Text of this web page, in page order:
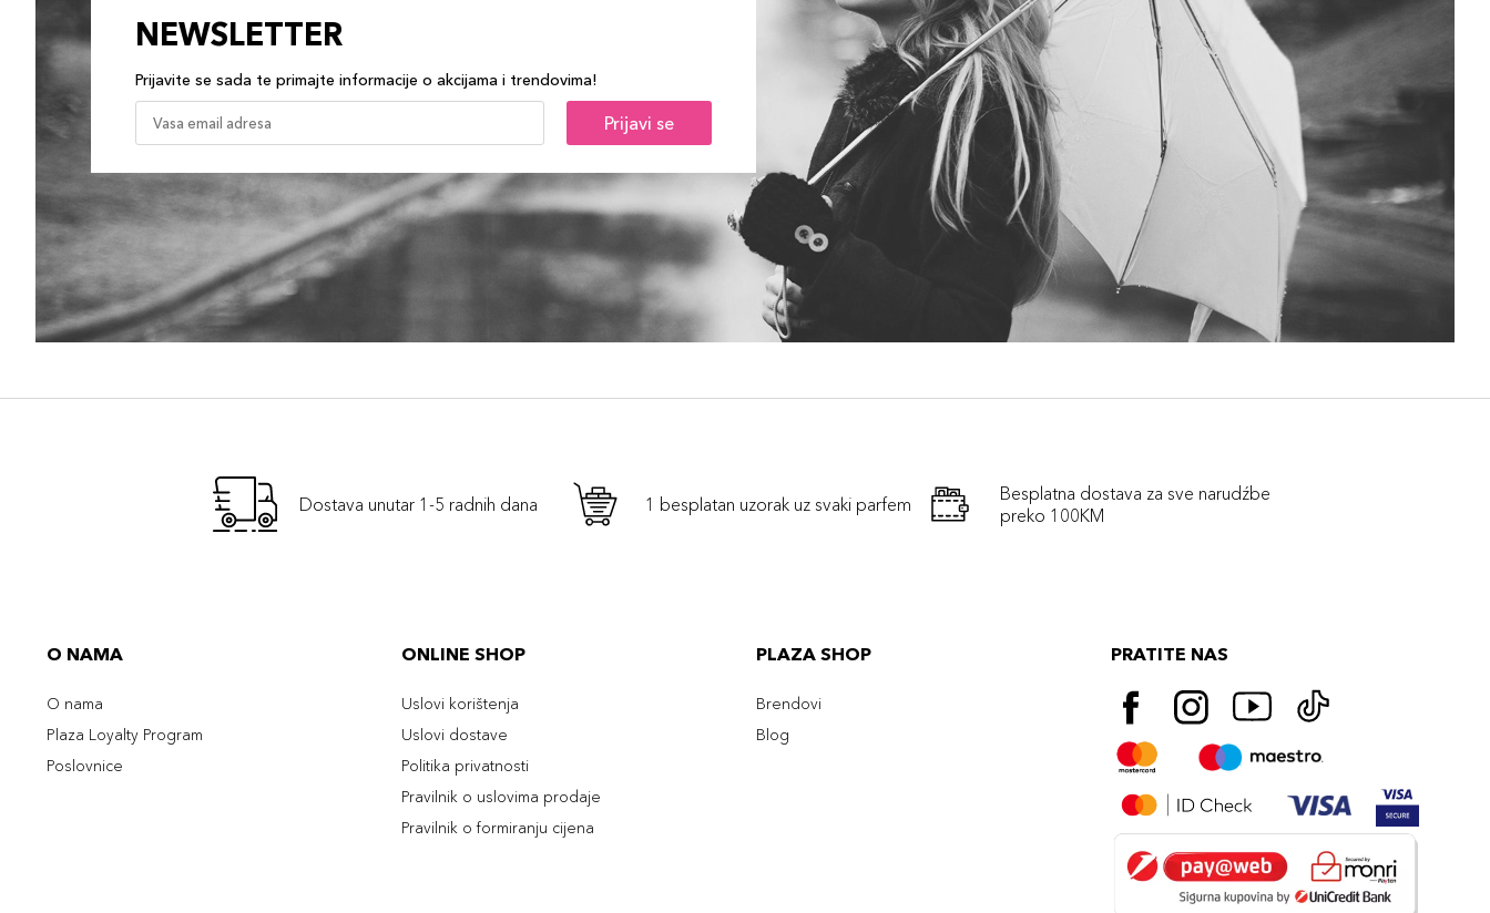
NEWSLETTER
Prijavite se sada te primajte informacije o akcijama i trendovima!
Prijavi se
Dostava unutar 1-5 radnih dana 1 besplatan uzorak uz svaki parfem
Besplatna dostava za sve narudźbe
preko 100KM
O NAMA
O nama
Plaza Loyalty Program
Poslovnice
ONLINE SHOP
Uslovi korištenja
Uslovi dostave
Politika privatnosti
Pravilnik o uslovima prodaje
Pravilnik o formiranju cijena
PLAZA SHOP
Brendovi
Blog
PRATITE NAS